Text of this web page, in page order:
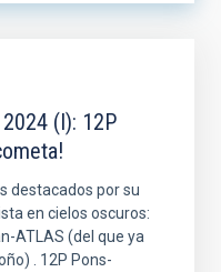
(I): 12P
destacados por su
en cielos oscuros:
ATLAS (del que ya
. 12P Pons-